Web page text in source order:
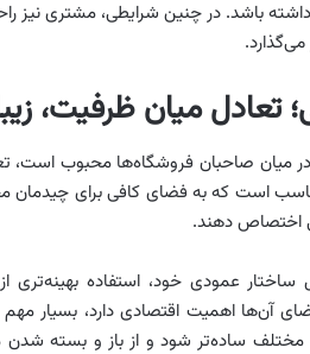
باشد. در چنین شرایطی، مشتری نیز
میان ظرفیت،
در میان صاحبان فروشگاه‌ها محبوب است،
است که به فضای کافی برای چیدمان
اختصاص دهند.
ساختار عمودی خود، استفاده
آن‌ها اهمیت اقتصادی دارد، بسیار
ساده‌تر شود و از باز و بسته شدن